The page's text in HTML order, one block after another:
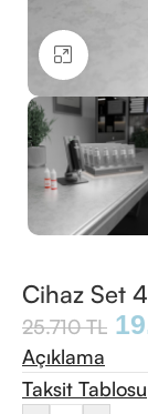
Cihaz Set 4
25.710TL
Açıklama
Taksit Tablosu